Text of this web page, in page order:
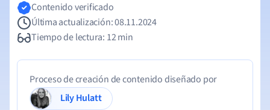
Contenido verificado
Última actualización: 08.11.2024
Tiempo de lectura: 12 min
Proceso de creación de contenido diseñado por
Lily Hulatt